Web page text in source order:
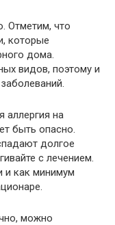
Отметим, что
которые
дома.
видов, поэтому и
аллергия на
быть опасно.
долгое
с лечением.
и как минимум
можно